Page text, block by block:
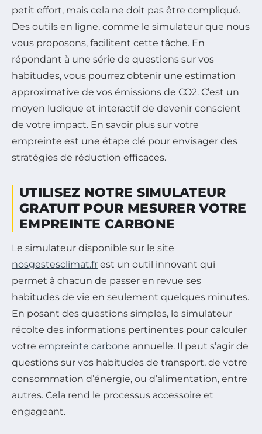
petit effort, mais cela ne doit pas être compliqué.
Des outils en ligne, comme le simulateur que nous
vous proposons, facilitent cette tâche. En
répondant à une série de questions sur vos
habitudes, vous pourrez obtenir une estimation
approximative de vos émissions de CO2. C’est un
moyen ludique et interactif de devenir conscient
de votre impact. En savoir plus sur votre
empreinte est une étape clé pour envisager des
stratégies de réduction efficaces.
UTILISEZ NOTRE SIMULATEUR
GRATUIT POUR MESURER VOTRE
EMPREINTE CARBONE
Le simulateur disponible sur le site
nosgestesclimat.fr est un outil innovant qui
permet à chacun de passer en revue ses
habitudes de vie en seulement quelques minutes.
En posant des questions simples, le simulateur
récolte des informations pertinentes pour calculer
votre empreinte carbone annuelle. Il peut s’agir de
questions sur vos habitudes de transport, de votre
consommation d’énergie, ou d’alimentation, entre
autres. Cela rend le processus accessoire et
engageant.